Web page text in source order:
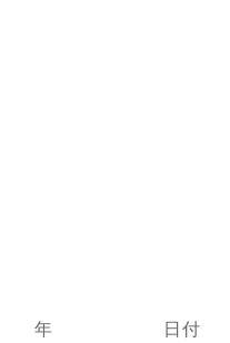
年
日付